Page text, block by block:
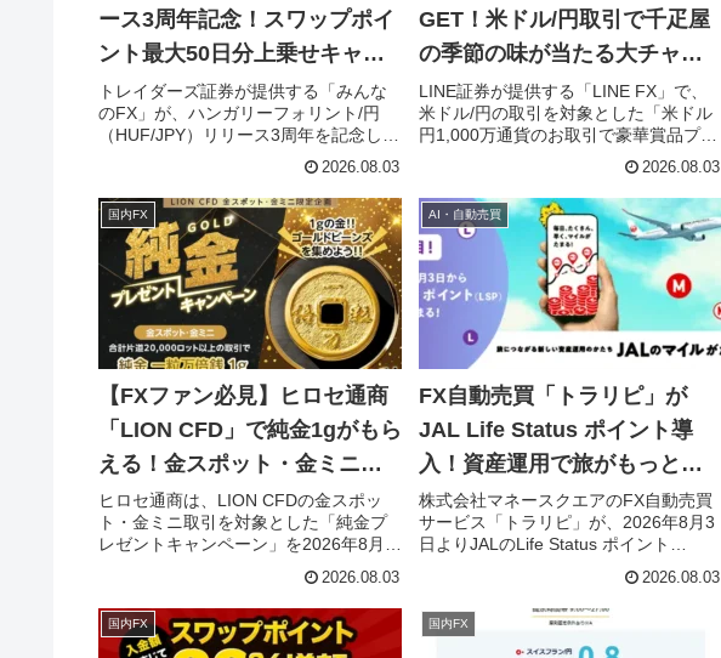
ース3周年記念！スワップポイ
ント最大50日分上乗せキャン
ペーンで投資を加速！
トレイダーズ証券が提供する「みんな
のFX」が、ハンガリーフォリント/円
（HUF/JPY）リリース3周年を記念し、
新規買い建玉でスワップポイントが最
大50日分上乗せされる特別キャンペー
ンを2026年8月3日（月）より開催しま
す。高金利通貨ペアでの収益チャンス
を逃さないでください！
2026.08.03
GET！米ドル/円取引で千疋屋
の季節の味が当たる大チャン
ス！
LINE証券が提供する「LINE FX」で、
米ドル/円の取引を対象とした「米ドル
円1,000万通貨のお取引で豪華賞品プレ
ゼントキャンペーン」が開催されま
す。期間中に条件を満たした方の中か
ら抽選で、京橋千疋屋の季節の豪華フ
ルーツが当たるこの企画は、FX取引を
さらに楽しみたい方や、これからFXを
始めたい方にとって見逃せないチャン
スです。
2026.08.03
国内FX
【FXファン必見】ヒロセ通商
「LION CFD」で純金1gがもら
える！金スポット・金ミニ限
定キャンペーンで投資をもっ
と楽しく！
ヒロセ通商は、LION CFDの金スポッ
ト・金ミニ取引を対象とした「純金プ
レゼントキャンペーン」を2026年8月3
成すると純金1gがもらえるこの企画
で、投資の魅力をさらに深めましょ
う。
2026.08.03
AI・自動売買
FX自動売買「トラリピ」が
JAL Life Status ポイント導
入！資産運用で旅がもっと豪
華に！
株式会社マネースクエアのFX自動売買
サービス「トラリピ」が、2026年8月3
日よりJALのLife Status ポイント
用でマイルだけでなく、JALのStar グレ
ード獲得も目指せる、新たな旅への道
筋をご紹介します。
2026.08.03
国内FX 国内FX